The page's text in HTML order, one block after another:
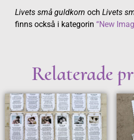
Livets små guldkorn och Livets
finns också i kategorin “New
Relaterade